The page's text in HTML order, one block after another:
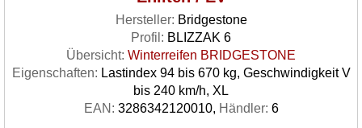
Hersteller: Bridgestone
Profil: BLIZZAK 6
Übersicht: Winterreifen BRIDGESTONE
Eigenschaften: Lastindex 94 bis 670 kg, Geschwindigkeit V
bis 240 km/h, XL
EAN: 3286342120010, Händler: 6